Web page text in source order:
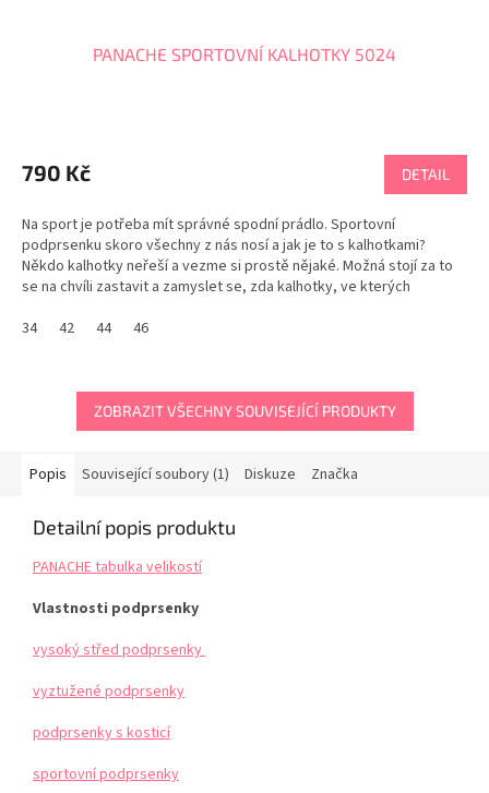
PANACHE SPORTOVNÍ KALHOTKY 5024
produktu
je
z
5
hvězdiček.
790 Kč DETAIL
Na sport je potřeba mít správné spodní prádlo. Sportovní
podprsenku skoro všechny z nás nosí a jak je to s kalhotkami?
Někdo kalhotky neřeší a vezme si prostě nějaké. Možná stojí za to
se na chvíli zastavit a zamyslet se, zda kalhotky, ve kterých
34
42 44 46
ZOBRAZIT VŠECHNY SOUVISEJÍCÍ PRODUKTY
Popis Související soubory (1) Diskuze Značka
Detailní popis produktu
PANACHE tabulka velikostí
Vlastnosti podprsenky
vysoký střed podprsenky
vyztužené podprsenky
podprsenky s kosticí
sportovní podprsenky